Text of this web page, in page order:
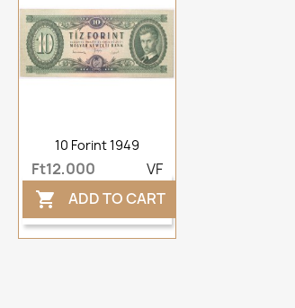
10 Forint 1949
Ft12,000 VF
 ADD TO CART